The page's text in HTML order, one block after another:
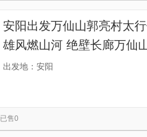
安阳出发万仙山郭亮村太
雄风燃山河 绝壁长廊万仙山
出发地：安阳
已售0